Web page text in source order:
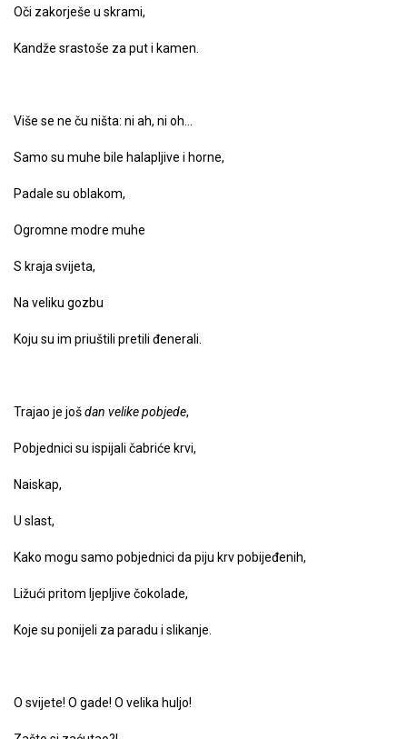
Oči zakorješe u skrami,
Kandže srastoše za put i kamen.
Više se ne ču ništa: ni ah, ni oh…
Samo su muhe bile halapljive i horne,
Padale su oblakom,
Ogromne modre muhe
S kraja svijeta,
Na veliku gozbu
Koju su im priuštili pretili đenerali.
Trajao je jošdan velike pobjede,
Pobjednici su ispijali čabriće krvi,
Naiskap,
U slast,
Kako mogu samo pobjednici da piju krv pobijeđenih,
Ližući pritom ljepljive čokolade,
Koje su ponijeli za paradu i slikanje.
O svijete! O gade! O velika huljo!